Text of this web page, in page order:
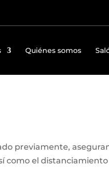
Quiénes somos
previamente,
como el